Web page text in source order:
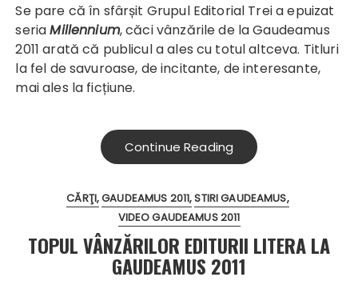
Se pare că în sfârșit Grupul Editorial Trei a epuizat
seriaMillennium, căci vânzările de la Gaudeamus
2011 arată că publicul a ales cu totul altceva. Titluri
la fel de savuroase, de incitante, de interesante,
mai ales la ficțiune.
Continue Reading
CĂRŢI GAUDEAMUS 2011 STIRI GAUDEAMUS
VIDEO GAUDEAMUS 2011
TOPUL VÂNZĂRILOR EDITURII LITERA LA
GAUDEAMUS 2011